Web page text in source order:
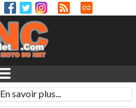
En savoir plus...